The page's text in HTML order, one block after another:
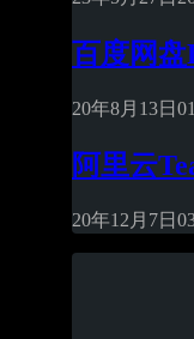
百度网盘
20年8月13日 0
阿里云
20年12月7日 0